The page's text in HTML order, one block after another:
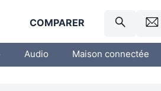
COMPARER
Audio Maison connectée